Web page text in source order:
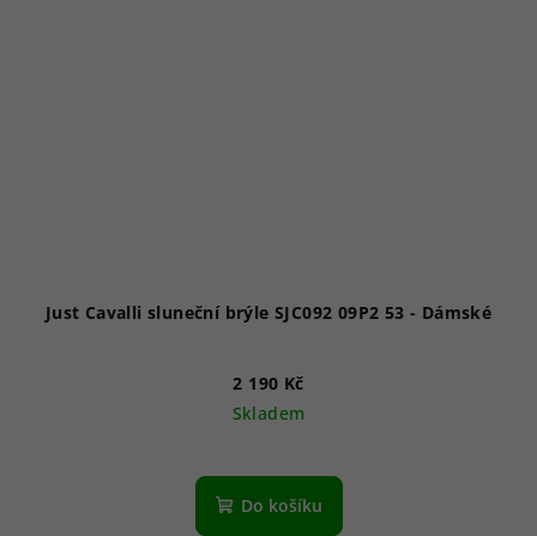
Just Cavalli sluneční brýle SJC092 09P2 53 - Dámské
2 190 Kč
Skladem
Do košíku